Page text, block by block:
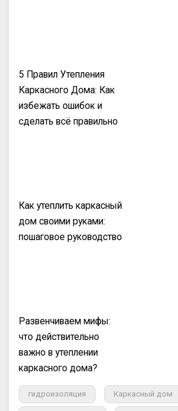
5 Правил Утепления
Каркасного Дома: Как
избежать ошибок и
сделать всё правильно
Как утеплить каркасный
дом своими руками:
пошаговое руководство
Развенчиваем мифы:
что действительно
важно в утеплении
каркасного дома?
гидроизоляция Каркасный дом